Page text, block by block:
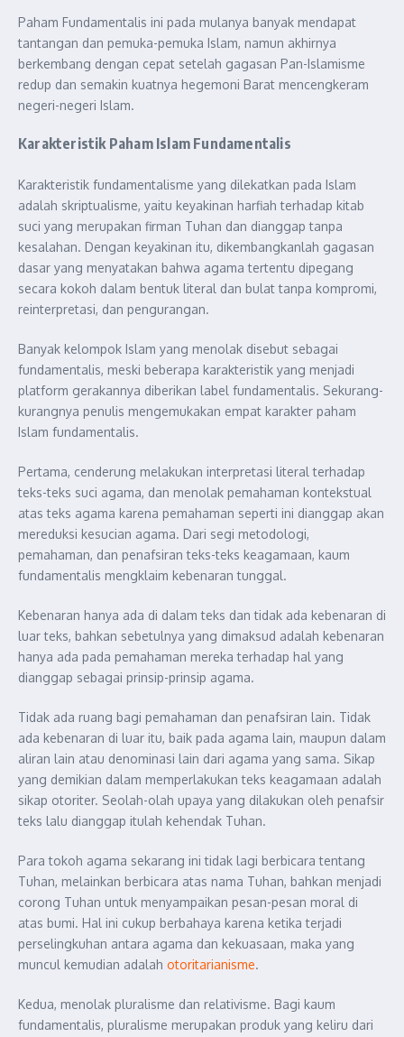
Paham Fundamentalis ini pada mulanya banyak mendapat
tantangan dan pemuka-pemuka Islam, namun akhirnya
berkembang dengan cepat setelah gagasan Pan-Islamisme
redup dan semakin kuatnya hegemoni Barat mencengkeram
negeri-negeri Islam.
Karakteristik Paham Islam Fundamentalis
Karakteristik fundamentalisme yang dilekatkan pada Islam
adalah skriptualisme, yaitu keyakinan harfiah terhadap kitab
suci yang merupakan firman Tuhan dan dianggap tanpa
kesalahan. Dengan keyakinan itu, dikembangkanlah gagasan
dasar yang menyatakan bahwa agama tertentu dipegang
secara kokoh dalam bentuk literal dan bulat tanpa kompromi,
reinterpretasi, dan pengurangan.
Banyak kelompok Islam yang menolak disebut sebagai
fundamentalis, meski beberapa karakteristik yang menjadi
platform gerakannya diberikan label fundamentalis. Sekurang-
kurangnya penulis mengemukakan empat karakter paham
Islam fundamentalis.
Pertama, cenderung melakukan interpretasi literal terhadap
teks-teks suci agama, dan menolak pemahaman kontekstual
atas teks agama karena pemahaman seperti ini dianggap akan
mereduksi kesucian agama. Dari segi metodologi,
pemahaman, dan penafsiran teks-teks keagamaan, kaum
fundamentalis mengklaim kebenaran tunggal.
Kebenaran hanya ada di dalam teks dan tidak ada kebenaran di
luar teks, bahkan sebetulnya yang dimaksud adalah kebenaran
hanya ada pada pemahaman mereka terhadap hal yang
dianggap sebagai prinsip-prinsip agama.
Tidak ada ruang bagi pemahaman dan penafsiran lain. Tidak
ada kebenaran di luar itu, baik pada agama lain, maupun dalam
aliran lain atau denominasi lain dari agama yang sama. Sikap
yang demikian dalam memperlakukan teks keagamaan adalah
sikap otoriter. Seolah-olah upaya yang dilakukan oleh penafsir
teks lalu dianggap itulah kehendak Tuhan.
Para tokoh agama sekarang ini tidak lagi berbicara tentang
Tuhan, melainkan berbicara atas nama Tuhan, bahkan menjadi
corong Tuhan untuk menyampaikan pesan-pesan moral di
atas bumi. Hal ini cukup berbahaya karena ketika terjadi
perselingkuhan antara agama dan kekuasaan, maka yang
muncul kemudian adalah otoritarianisme.
Kedua, menolak pluralisme dan relativisme. Bagi kaum
fundamentalis, pluralisme merupakan produk yang keliru dari